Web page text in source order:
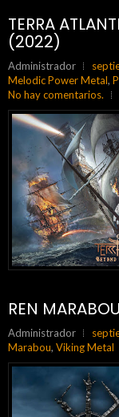
TERRA
(2022)
Administrador
Melodic Power Metal,
No hay comentarios.
REN
Administrador
Marabou, Viking Metal